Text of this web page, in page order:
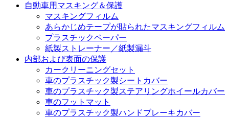
自動車用マスキング＆保護
マスキングフィルム
あらかじめテープが貼られたマスキングフィルム
プラスチックペーパー
紙製ストレーナー／紙製漏斗
内部および表面の保護
カークリーニングセット
車のプラスチック製シートカバー
車のプラスチック製ステアリングホイールカバー
車のフットマット
車のプラスチック製ハンドブレーキカバー